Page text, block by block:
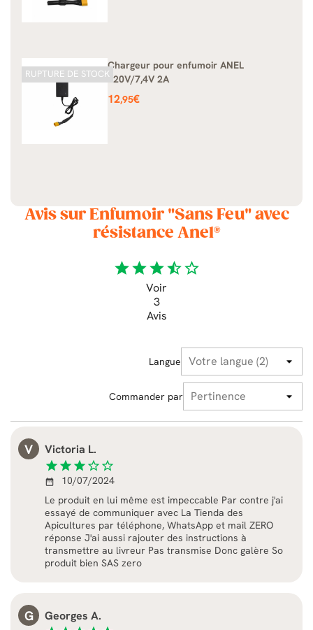
Chargeur pour enfumoir ANEL
220V/7,4V 2A
Prix
12,95€
RUPTURE DE STOCK
Avis sur Enfumoir "Sans Feu" avec
résistance Anel®
starstarstarstar_halfstar_border
Voir
3
Avis
Langue
Commander par
V Victoria L.
star star star star_border star_border
date_range
10/07/2024
Le produit en lui même est impeccable Par contre j'ai
essayé de communiquer avec La Tienda des
Apicultures par téléphone, WhatsApp et mail ZERO
réponse J'ai aussi rajouter des instructions à
transmettre au livreur Pas transmise Donc galère So
produit bien SAS zero
G Georges A.